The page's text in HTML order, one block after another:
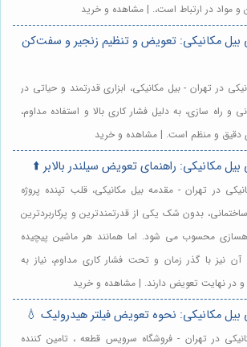
و مواد در ارتباط است،. | مشاهده و خرید
بیل مکانیکی: تعویض و تنظیم زنجیر و سفت‌کن
در تهران - بیل مکانیکی، ابزاری قدرتمند و حیاتی در
و راه سازی، به دلیل فشار کاری بالا و استفاده مداوم،
دقیق و منظم است. | مشاهده و خرید
بیل مکانیکی: راهنمای تعویض سیلندر بالابر ⬆️
در تهران - مقدمه بیل مکانیکی، قلب تپنده پروژه
بدون شک یکی از قدرتمندترین و پرکاربردترین
محسوب می شود. اما همانند هر ماشین پیچیده
نیز با گذر زمان و تحت فشار کاری مداوم، نیاز به
و در نهایت تعویض دارند. | مشاهده و خرید
بیل مکانیکی: نحوه تعویض فیلتر هیدرولیک 💧
در تهران - فروشگاه سرویس قطعه ، تامین کننده